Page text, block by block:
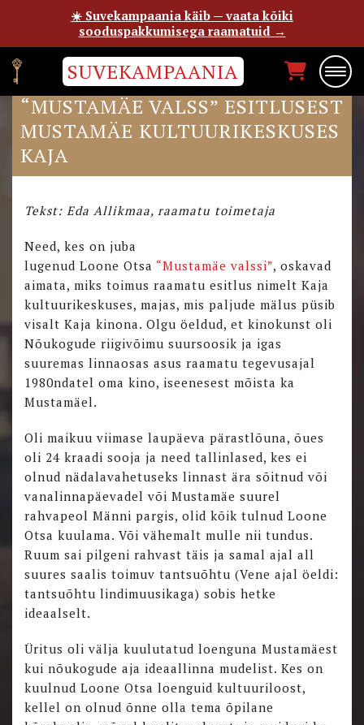
SUVEKAMPAANIA
LOONE OTSA RAAMATU
“MUSTAMÄE VALSS” ESITLUSEST
MUSTAMÄE KULTUURIKESKUSES
KAJA
Tekst: Eda Allikmaa, raamatu toimetaja
Need, kes on juba
lugenud Loone Otsa “Mustamäe valssi”, oskavad
aimata, miks toimus raamatu esitlus nimelt Kaja
kultuurikeskuses, majas, mis paljude mälus püsib
visalt Kaja kinona. Olgu öeldud, et kinokunst oli
Nõukogude riigivõimu suursoosik ja igas
suuremas linnaosas asus raamatu tegevusajal
1980ndatel oma kino, iseenesest mõista ka
Mustamäel.
Oli maikuu viimase laupäeva pärastlõuna, õues
oli 24 kraadi sooja ja need tallinlased, kes ei
olnud nädalavahetuseks linnast ära sõitnud või
vanalinnapäevadel või Mustamäe suurel
rahvapeol Männi pargis, olid kõik tulnud Loone
Otsa kuulama. Või vähemalt mulle nii tundus.
Ruum sai pilgeni rahvast täis ja samal ajal all
suures saalis toimuv tantsuõhtu (Vene ajal öeldi:
tantsuõhtu lindimuusikaga) sobis hetke
ideaalselt.
Üritus oli välja kuulutatud loenguna Mustamäest
kui nõukogude aja ideaallinna mudelist. Kes on
kuulnud Loone Otsa loenguid kultuuriloost,
kellel on olnud õnne olla tema õpilane
☀️ Suvekampaania käib — vaata kõiki
sooduspakkumisega raamatuid →